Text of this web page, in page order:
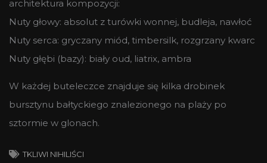
architektura kompozycji:
Nuty głowy: absolut z turówki wonnej, budleja, nawłoć
Nuty serca: gryczany miód, timbersilk, rozgrzany kwarc
Nuty głębi (bazy): biały oud, liatrix, ambra
W każdej buteleczce znajduje się kilka drobinek
bursztynu bałtyckiego znalezionego na plaży po
sztormie w glonach.
TKLIWI NIHILIŚCI